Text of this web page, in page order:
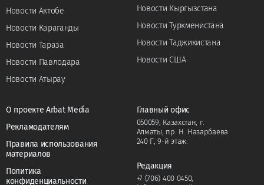
Новости Актобе
Новости Караганды
Новости Тараза
Новости Павлодара
Новости Атырау
Новости Кыргызстана
Новости Туркменистана
Новости Таджикистана
Новости США
О проекте Arbat Media
Рекламодателям
Правила использования
материалов
Политика
конфиденциальности
Главный офис
050059, Казахстан, г.
Алматы, пр. Н. Назарбаева
240 Г, 9-й этаж.
Редакция
+7 (706) 400 0450,